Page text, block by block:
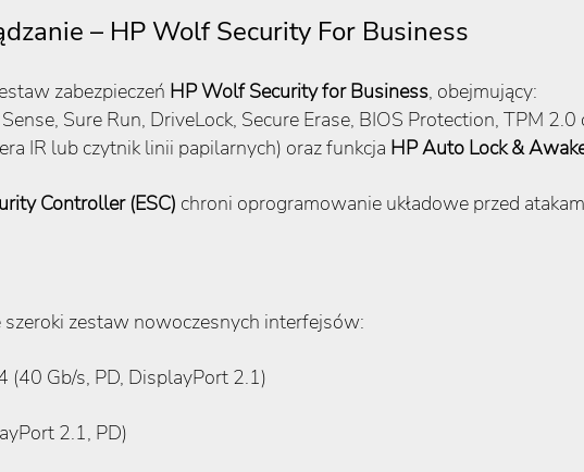
– HP Wolf Security For Business
zabezpieczeń HP Wolf Security for Business, obejmujący:
Sure Run, DriveLock, Secure Erase, BIOS Protection, TPM 2.0
IR lub czytnik linii papilarnych) oraz funkcja HP Auto Lock &
Controller (ESC) chroni oprogramowanie układowe przed
zestaw nowoczesnych interfejsów:
Gb/s, PD, DisplayPort 2.1)
2.1, PD)